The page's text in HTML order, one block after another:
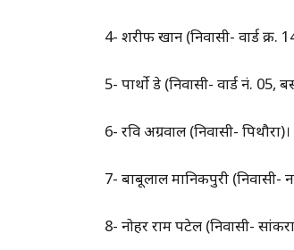
4- शरीफ खान (निवासी- वार्ड क्र.
5- पार्थो डे (निवासी- वार्ड नं. 05,
6- रवि अग्रवाल (निवासी- पिथौरा)।
7- बाबूलाल मानिकपुरी (निवासी-
8- नोहर राम पटेल (निवासी-